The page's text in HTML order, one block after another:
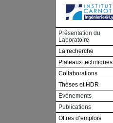
Présentation du
Laboratoire
La recherche
Plateaux techniques
Collaborations
Thèses et HDR
Evénements
Publications
Offres d’emplois